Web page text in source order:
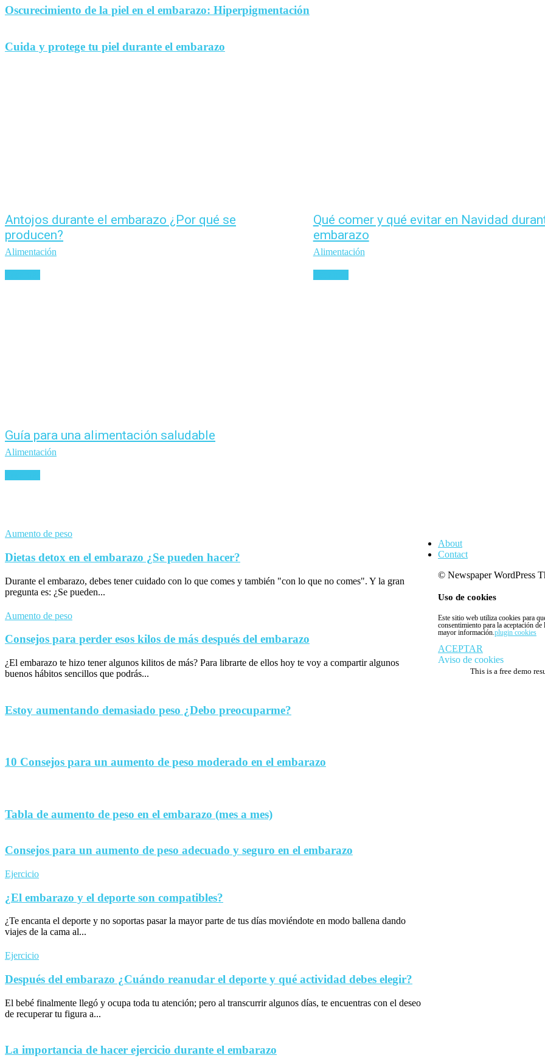
Oscurecimiento de la piel en el embarazo: Hiperpigmentación
Cuida y protege tu piel durante el embarazo
Antojos durante el embarazo ¿Por qué se
producen?
Alimentación
Qué comer y qué evitar en Navidad
embarazo
Alimentación
Guía para una alimentación saludable
Alimentación
Aumento de peso
Dietas detox en el embarazo ¿Se pueden hacer?
Durante el embarazo, debes tener cuidado con lo que comes y también "con lo que no comes". Y la gran
pregunta es: ¿Se pueden...
Aumento de peso
Consejos para perder esos kilos de más después del embarazo
¿El embarazo te hizo tener algunos kilitos de más? Para librarte de ellos hoy te voy a compartir algunos
buenos hábitos sencillos que podrás...
Estoy aumentando demasiado peso ¿Debo preocuparme?
10 Consejos para un aumento de peso moderado en el embarazo
Tabla de aumento de peso en el embarazo (mes a mes)
Consejos para un aumento de peso adecuado y seguro en el embarazo
Ejercicio
¿El embarazo y el deporte son compatibles?
¿Te encanta el deporte y no soportas pasar la mayor parte de tus días moviéndote en modo ballena dando
viajes de la cama al...
Ejercicio
Después del embarazo ¿Cuándo reanudar el deporte y qué actividad debes elegir?
El bebé finalmente llegó y ocupa toda tu atención; pero al transcurrir algunos días, te encuentras con el deseo
de recuperar tu figura a...
La importancia de hacer ejercicio durante el embarazo
About
Contact
© Newspaper WordPress
Uso de cookies
Este sitio web utiliza cookies para
consentimiento para la aceptación
mayor información.plugin cookies
ACEPTAR
Aviso de cookies
This is a free demo